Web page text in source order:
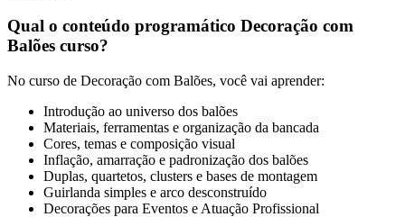
Qual o conteúdo programático Decoração com
Balões curso?
No curso de Decoração com Balões, você vai aprender:
Introdução ao universo dos balões
Materiais, ferramentas e organização da bancada
Cores, temas e composição visual
Inflação, amarração e padronização dos balões
Duplas, quartetos, clusters e bases de montagem
Guirlanda simples e arco desconstruído
Decorações para Eventos e Atuação Profissional